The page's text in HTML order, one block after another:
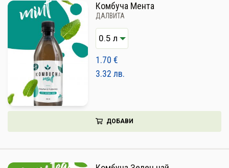
Комбуча Мента
ДАЛВИТА
1.70 €
3.32 лв.
ДОБАВИ